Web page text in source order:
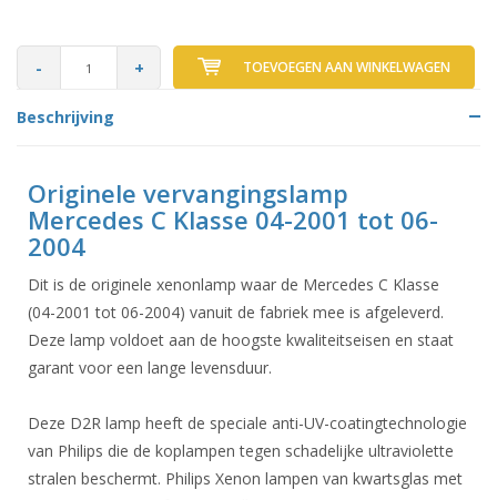
- + TOEVOEGEN AAN WINKELWAGEN
Beschrijving
Originele vervangingslamp
Mercedes C Klasse 04-2001 tot 06-
2004
Dit is de originele xenonlamp waar de Mercedes C Klasse
(04-2001 tot 06-2004) vanuit de fabriek mee is afgeleverd.
Deze lamp voldoet aan de hoogste kwaliteitseisen en staat
garant voor een lange levensduur.
Deze D2R lamp heeft de speciale anti-UV-coatingtechnologie
van Philips die de koplampen tegen schadelijke ultraviolette
stralen beschermt. Philips Xenon lampen van kwartsglas met